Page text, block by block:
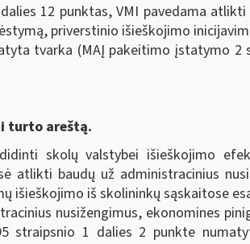
12 punktas, VMI pavedama
priverstinio išieškojimo
tvarka (MAĮ pakeitimo įstatymo 2
turto areštą.
skolų valstybei išieškojimo
atlikti baudų už administracinius
išieškojimo iš skolininkų sąskaitose
nusižengimus, ekonomines
straipsnio 1 dalies 2 punkte